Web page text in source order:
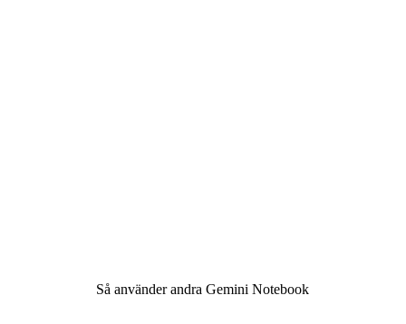
Så använder andra Gemini Notebook